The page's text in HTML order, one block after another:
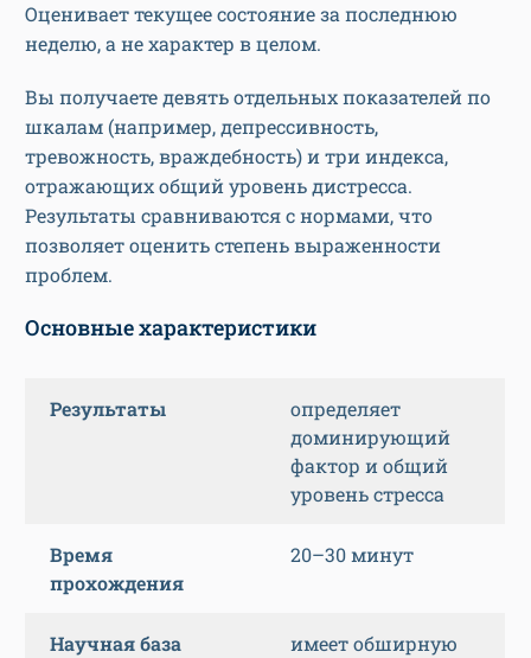
Оценивает текущее состояние за последнюю
неделю, а не характер в целом.
Вы получаете девять отдельных показателей по
шкалам (например, депрессивность,
тревожность, враждебность) и три индекса,
отражающих общий уровень дистресса.
Результаты сравниваются с нормами, что
позволяет оценить степень выраженности
проблем.
Основные характеристики
Результаты
определяет
доминирующий
фактор и общий
уровень стресса
Время
прохождения
20–30 минут
Научная база имеет обширную